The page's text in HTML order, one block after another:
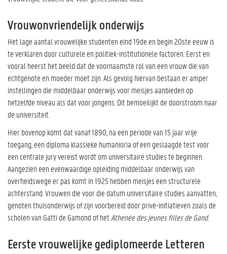
Vrouwonvriendelijk onderwijs
Het lage aantal vrouwelijke studenten eind 19de en begin 20ste eeuw is
te verklaren door culturele en politiek-institutionele factoren. Eerst en
vooral heerst het beeld dat de voornaamste rol van een vrouw die van
echtgenote en moeder moet zijn. Als gevolg hiervan bestaan er amper
instellingen die middelbaar onderwijs voor meisjes aanbieden op
hetzelfde niveau als dat voor jongens. Dit bemoeilijkt de doorstroom naar
de universiteit.
Hier bovenop komt dat vanaf 1890, na een periode van 15 jaar vrije
toegang, een diploma klassieke humanioria of een geslaagde test voor
een centrale jury vereist wordt om universitaire studies te beginnen.
Aangezien een evenwaardige opleiding middelbaar onderwijs van
overheidswege er pas komt in 1925 hebben meisjes een structurele
achterstand. Vrouwen die voor die datum universitaire studies aanvatten,
genoten thuisonderwijs of zijn voorbereid door privé-initiatieven zoals de
scholen van Gatti de Gamond of hetAthenée des jeunes filles de Gand.
Eerste vrouwelijke gediplomeerde Letteren